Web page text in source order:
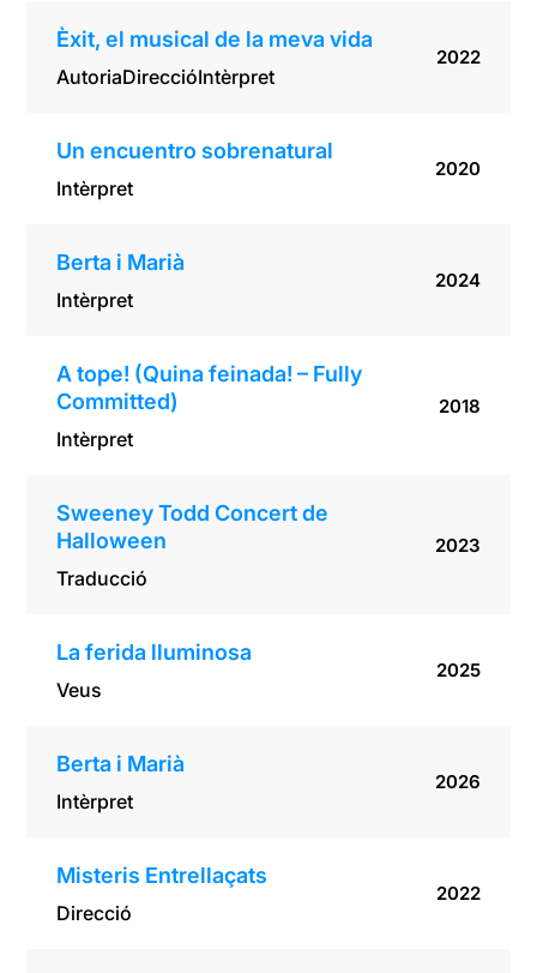
Èxit, el musical de la meva vida
AutoriaDireccióIntèrpret
2022
Un encuentro sobrenatural
Intèrpret
2020
Berta i Marià
Intèrpret
2024
A tope! (Quina feinada! – Fully
Committed)
Intèrpret
2018
Sweeney Todd Concert de
Halloween
Traducció
2023
La ferida lluminosa
Veus
2025
Berta i Marià
Intèrpret
2026
Misteris Entrellaçats
Direcció
2022